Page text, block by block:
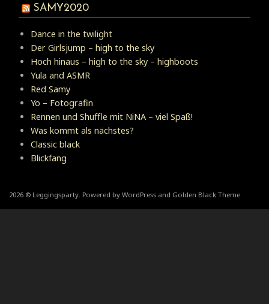
SAMY2020
Dance in the twilight
Der Girlsjump – high to the sky
Hoch hinaus – high to the sky – highboots
Yula and ASMR
Red Samy
Yo – Fotografin
Rennen und Shuffle mit NiNA – viel Spaß!
Was kommt als nächstes?
Classic black
Blickfang
2026 © Leggingsparty. Powered by WordPress and Golden Black Theme